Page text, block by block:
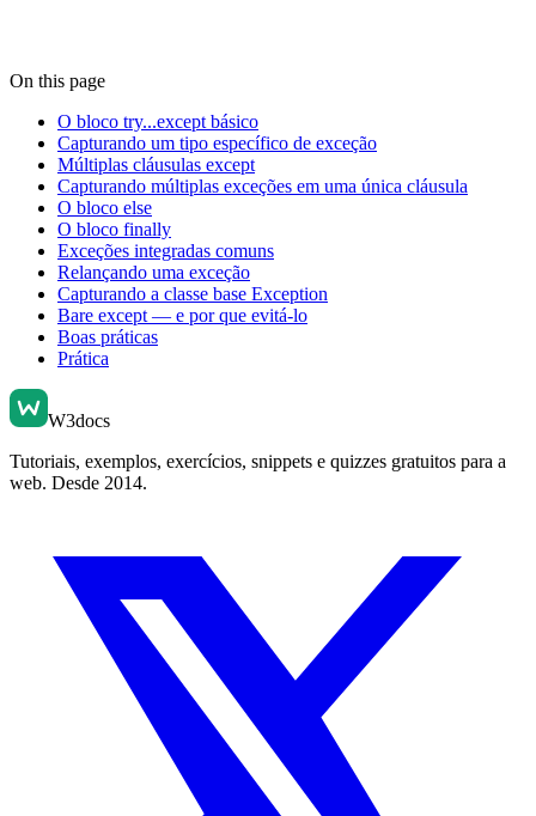
On this page
O bloco try...except básico
Capturando um tipo específico de exceção
Múltiplas cláusulas except
Capturando múltiplas exceções em uma única cláusula
O bloco else
O bloco finally
Exceções integradas comuns
Relançando uma exceção
Capturando a classe base Exception
Bare except — e por que evitá-lo
Boas práticas
Prática
W3docs
Tutoriais, exemplos, exercícios, snippets e quizzes gratuitos para a
web. Desde 2014.